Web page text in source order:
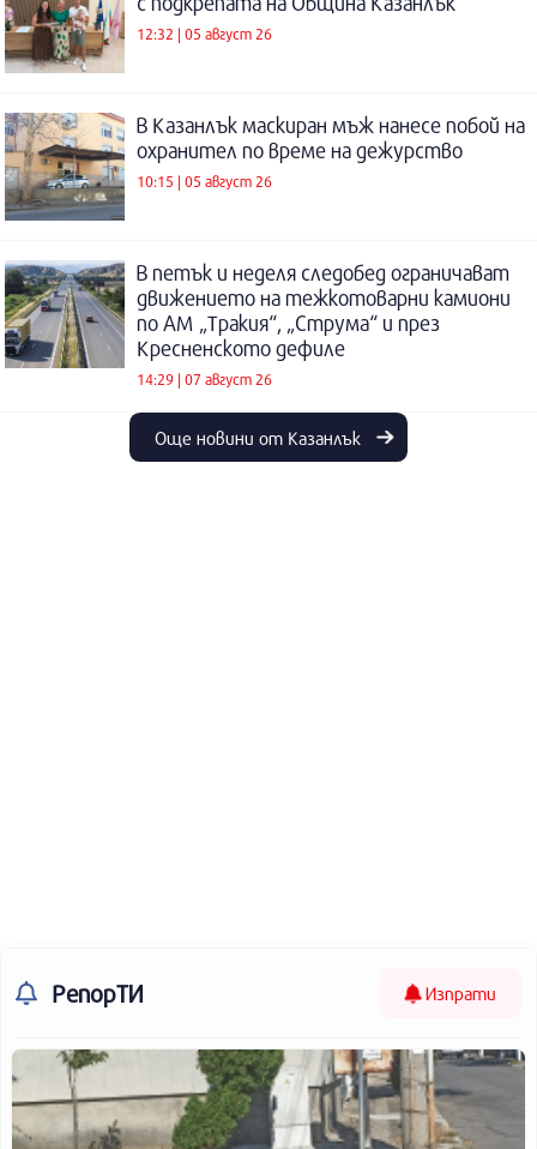
12:32 | 05 август 26
В Казанлък маскиран мъж нанесе побой на
охранител по време на дежурство
10:15 | 05 август 26
В петък и неделя следобед ограничават
движението на тежкотоварни камиони
по АМ „Тракия“, „Струма“ и през
Кресненското дефиле
14:29 | 07 август 26
Още новини от Казанлък
РепорТИ Изпрати